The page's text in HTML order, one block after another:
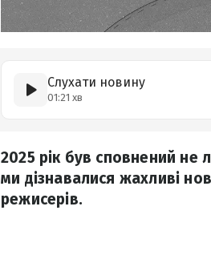
Слухати новину
01:21 хв
2025 рік був сповнений не
ми дізнавалися жахливі
режисерів.